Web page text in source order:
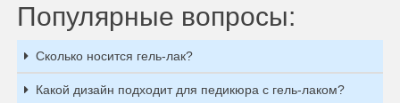
Популярные вопросы:
Сколько носится гель-лак?
Какой дизайн подходит для педикюра с гель-лаком?